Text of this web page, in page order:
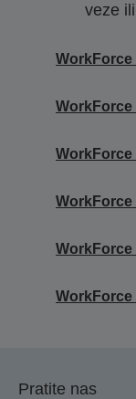
veze
WorkForce
WorkForce
WorkForce
WorkForce
WorkForce
WorkForce
Pratite nas